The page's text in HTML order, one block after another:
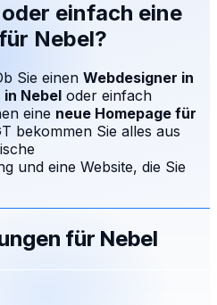
einfach eine
Nebel?
Sie einen Webdesigner in
in Nebel oder einfach
eine neue Homepage für
bekommen Sie alles aus
und eine Website, die Sie
für Nebel